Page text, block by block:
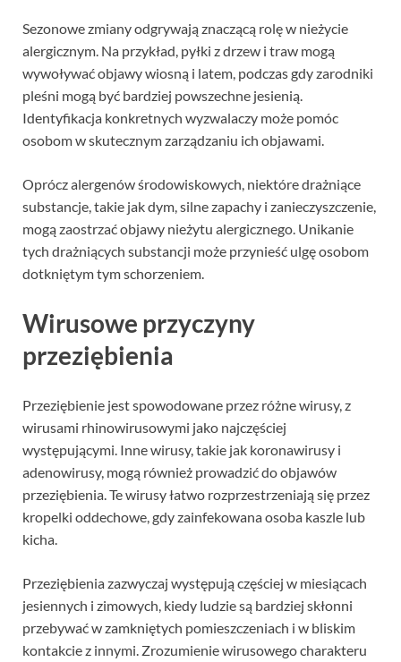
Sezonowe zmiany odgrywają znaczącą rolę w nieżycie
alergicznym. Na przykład, pyłki z drzew i traw mogą
wywoływać objawy wiosną i latem, podczas gdy zarodniki
pleśni mogą być bardziej powszechne jesienią.
Identyfikacja konkretnych wyzwalaczy może pomóc
osobom w skutecznym zarządzaniu ich objawami.
Oprócz alergenów środowiskowych, niektóre drażniące
substancje, takie jak dym, silne zapachy i zanieczyszczenie,
mogą zaostrzać objawy nieżytu alergicznego. Unikanie
tych drażniących substancji może przynieść ulgę osobom
dotkniętym tym schorzeniem.
Wirusowe przyczyny
przeziębienia
Przeziębienie jest spowodowane przez różne wirusy, z
wirusami rhinowirusowymi jako najczęściej
występującymi. Inne wirusy, takie jak koronawirusy i
adenowirusy, mogą również prowadzić do objawów
przeziębienia. Te wirusy łatwo rozprzestrzeniają się przez
kropelki oddechowe, gdy zainfekowana osoba kaszle lub
kicha.
Przeziębienia zazwyczaj występują częściej w miesiącach
jesiennych i zimowych, kiedy ludzie są bardziej skłonni
przebywać w zamkniętych pomieszczeniach i w bliskim
kontakcie z innymi. Zrozumienie wirusowego charakteru